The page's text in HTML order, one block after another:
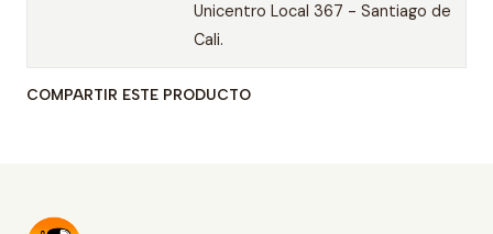
Unicentro Local 367 - Santiago de
Cali.
COMPARTIR ESTE PRODUCTO